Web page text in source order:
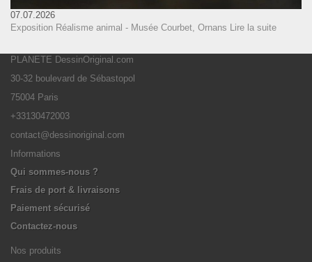
07.07.2026
Exposition Réalisme animal - Musée Courbet, Ornans Lire la suite
PLANETE DessinOriginal.com
30-32 boulevard de Sébastopol
75004 Paris
+33130472003
contact@dessinoriginal.com
Informations
Qui sommes-nous ?
Frais de port & livraisons
Paiement sécurisé
Contactez-nous
Nos produits